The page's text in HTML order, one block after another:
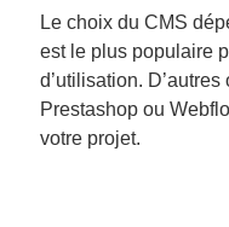
Le choix du CMS
est le plus populaire
d’utilisation.
Prestashop ou
votre projet.